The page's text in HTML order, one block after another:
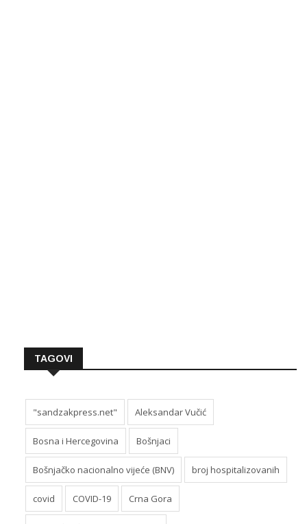
TAGOVI
"sandzakpress.net" Aleksandar Vučić
Bosna i Hercegovina Bošnjaci
Bošnjačko nacionalno vijeće (BNV) broj hospitalizovanih
covid COVID-19 Crna Gora